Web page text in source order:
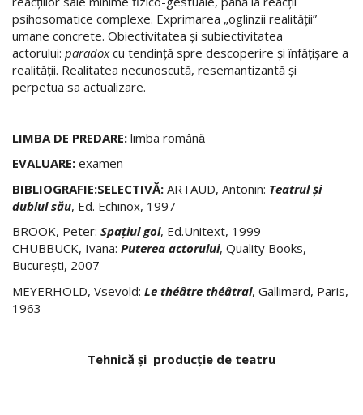
psihosomatice complexe. Exprimarea „oglinzii realităţii”
umane concrete. Obiectivitatea şi subiectivitatea
actorului: paradoxcu tendinţă spre descoperire şi înfăţişare a
realităţii. Realitatea necunoscută, resemantizantă şi
perpetua sa actualizare.
LIMBA DE PREDARE: limba românǎ
EVALUARE: examen
BIBLIOGRAFIE:SELECTIVĂ: ARTAUD, Antonin: Teatrul şi
dublul său, Ed. Echinox, 1997
BROOK, Peter: Spaţiul gol, Ed.Unitext, 1999
CHUBBUCK, Ivana: Puterea actorului, Quality Books,
Bucureşti, 2007
MEYERHOLD, Vsevold: Le théâtre théâtral, Gallimard, Paris,
1963
Tehnică şi producţie de teatru